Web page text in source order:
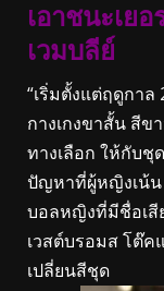
เอาชนะเย
เวมบลีย์
“เริ่มตั้งแต่ฤดูกาล
กางเกงขาสั้น สีข
ทางเลือก ให้กับชุ
ปัญหาที่ผู้หญิงเน้น
บอลหญิงที่มีชื่อเสี
เวสต์บรอมส โต๊
เปลี่ยนสีชุด